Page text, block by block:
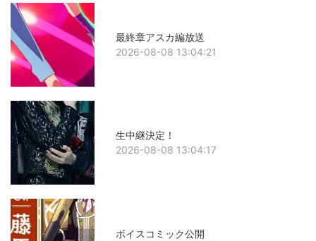
最終章アスカ編放送
2026-08-08 13:04:21
生中継決定！
2026-08-08 13:04:17
ボイスコミック公開